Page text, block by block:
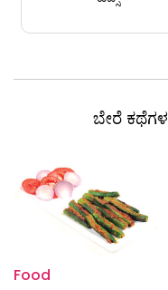
ಬೇರೆ
Food